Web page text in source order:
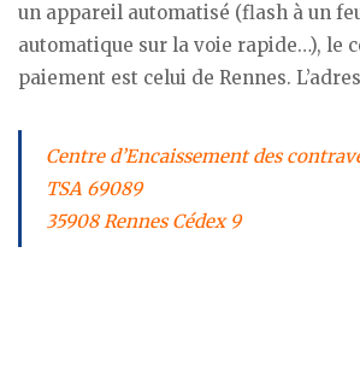
un appareil automatisé (flash à un
automatique sur la voie rapide…), le
paiement est celui de Rennes.
Centre d’Encaissement des
TSA 69089
35908 Rennes Cédex 9